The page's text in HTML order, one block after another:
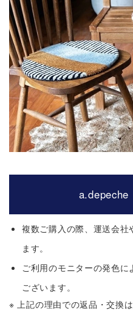
a.depeche
複数ご購入の際、運送会
ます。
ご利用のモニターの発色
ございます。
※ 上記の理由での返品・交換